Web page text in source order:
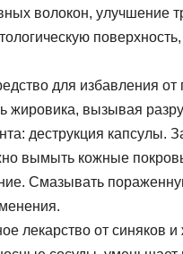
волокон, улучшение
для избавления
жировика, вызывая
деструкция капсулы.
вымыть кожные
Смазывать
лекарство от синяков